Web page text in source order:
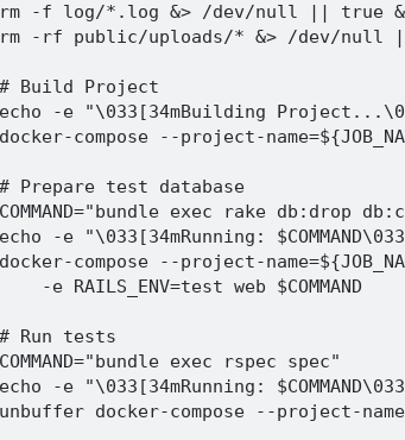
rm -f log/*.log &> /dev/null || true
rm -rf public/uploads/* &> /dev/null
# Build Project
echo -e "\033[34mBuilding
docker-compose --project-
# Prepare test database
COMMAND="bundle exec rake db:drop
echo -e "\033[34mRunning:
docker-compose --project-
# Run tests
COMMAND="bundle exec rspec spec"
echo -e "\033[34mRunning:
unbuffer docker-compose --project-